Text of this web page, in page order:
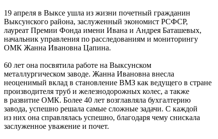
19 апреля в Выксе ушла из жизни почетный гражданин
Выксунского района, заслуженный экономист РСФСР,
лауреат Премии Фонда имени Ивана и Андрея Баташевых,
начальник управления по расследованиям и мониторингу
ОМК Жанна Ивановна Цапина.
60 лет она посвятила работе на Выксунском
металлургическом заводе. Жанна Ивановна внесла
неоценимый вклад в становление ВМЗ как ведущего в стране
производителя труб и железнодорожных колес, а также
в развитие ОМК. Более 40 лет возглавляла бухгалтерию
завода, успешно решала самые сложные задачи. С каждой
из них она справлялась успешно, благодаря чему снискала
заслуженное уважение и почет.